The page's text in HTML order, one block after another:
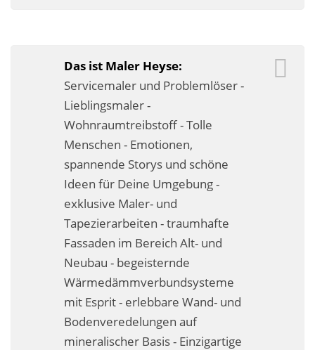
Fassadensanierung
Fugenlos
Kalkkind-Fachbetrieb – Sumpfkalk-Oberflächen
Malerarbeiten
Rostoptik
Wandbegrünungen
Wärmedämmung / WDVS
Service ›
Das ist Maler Heyse:
Servicemaler und Problemlöser -
Lieblingsmaler -
Wohnraumtreibstoff - Tolle
Menschen - Emotionen,
spannende Storys und schöne
Ideen für Deine Umgebung -
exklusive Maler- und
Tapezierarbeiten - traumhafte
Fassaden im Bereich Alt- und
Neubau - begeisternde
Wärmedämmverbundsysteme
mit Esprit - erlebbare Wand- und
Bodenveredelungen auf
mineralischer Basis - Einzigartige